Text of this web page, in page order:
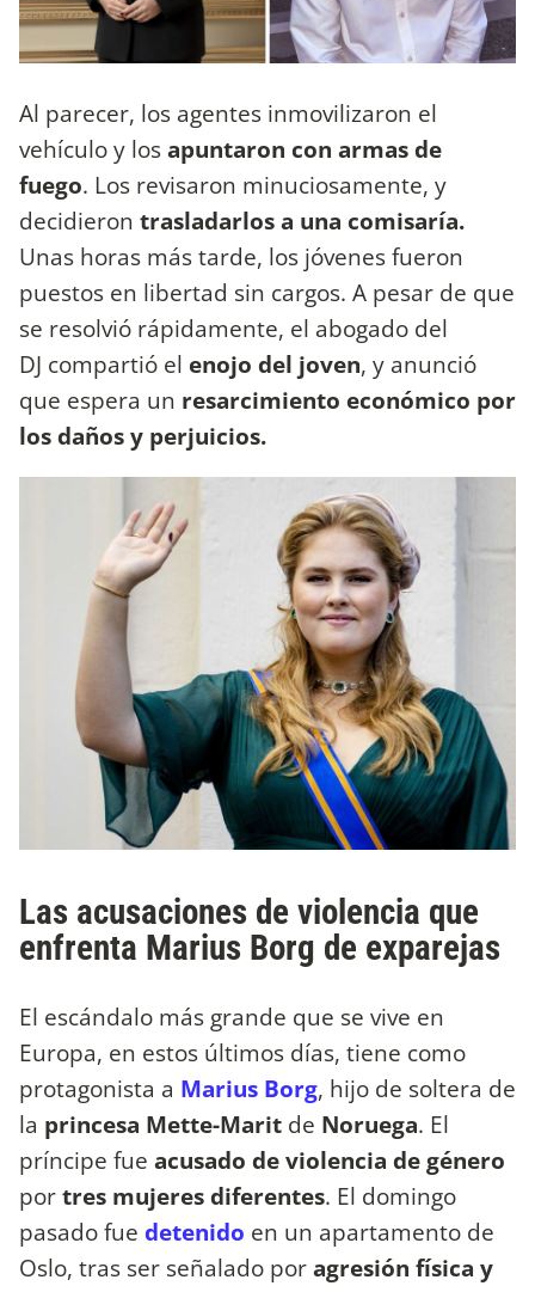
Al parecer, los agentes inmovilizaron el
vehículo y losapuntaron con armas de
fuego. Los revisaron minuciosamente, y
decidieron trasladarlos a una comisaría.
Unas horas más tarde, los jóvenes fueron
puestos en libertad sin cargos. A pesar de que
se resolvió rápidamente, el abogado del
DJ compartió el enojo del joven, y anunció
que espera un resarcimiento económico por
los daños y perjuicios.
Las acusaciones de violencia que
enfrenta Marius Borg de exparejas
El escándalo más grande que se vive en
Europa, en estos últimos días, tiene como
protagonista a Marius Borg, hijo de soltera de
la princesa Mette-Marit de Noruega. El
príncipe fue acusado de violencia de género
portres mujeres diferentes. El domingo
pasado fue detenido en un apartamento de
Oslo, tras ser señalado poragresión física y